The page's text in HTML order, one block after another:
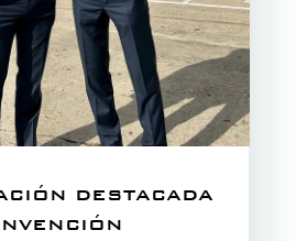
DESTACADA